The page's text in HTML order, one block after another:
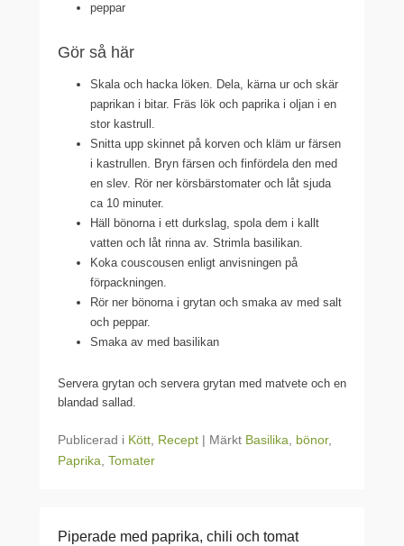
peppar
Gör så här
Skala och hacka löken. Dela, kärna ur och skär
paprikan i bitar. Fräs lök och paprika i oljan i en
stor kastrull.
Snitta upp skinnet på korven och kläm ur färsen
i kastrullen. Bryn färsen och finfördela den med
en slev. Rör ner körsbärstomater och låt sjuda
ca 10 minuter.
Häll bönorna i ett durkslag, spola dem i kallt
vatten och låt rinna av. Strimla basilikan.
Koka couscousen enligt anvisningen på
förpackningen.
Rör ner bönorna i grytan och smaka av med salt
och peppar.
Smaka av med basilikan
Servera grytan och servera grytan med matvete och en
blandad sallad.
Publicerad i Kött Recept | Märkt Basilika bönor,
Paprika Tomater
Piperade med paprika, chili och tomat